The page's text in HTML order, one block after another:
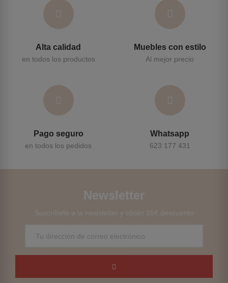
Alta calidad
en todos los productos
Muebles con estilo
Al mejor precio
Pago seguro
en todos los pedidos
Whatsapp
623 177 431
Newsletter
Suscríbete a la newsletter y obtén 15€ descuento